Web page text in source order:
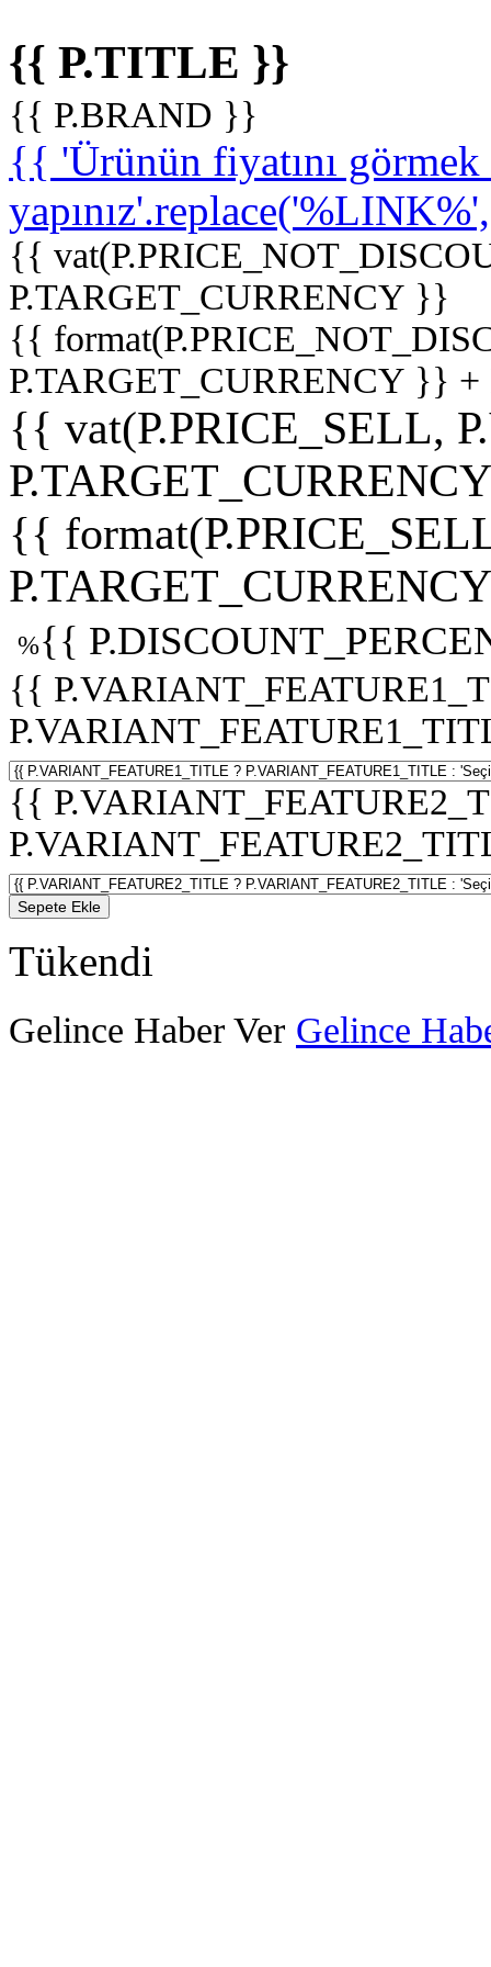
{{ P.TITLE }}
{{ P.BRAND }}
{{ 'Ürünün fiyatını
{{
P.TARGET_CURRENCY }}
{{
P.TARGET_CURRENCY }}
{{ vat(P.PRICE_SELL,
{{
%{{
{{
{{
Sepete Ekle
Tükendi
Gelince Haber Ver Gelince